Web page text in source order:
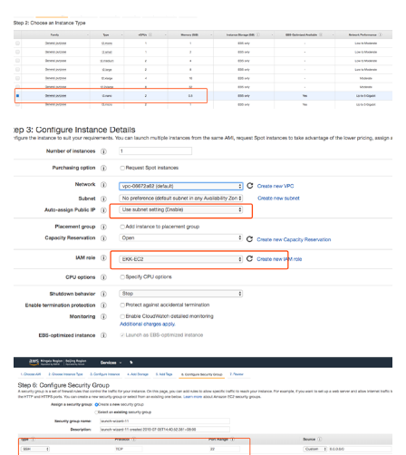
"Unit": "Count/Second"
"Sinks": [
"Namespace": "MyServiceMetrics",
"Region": "cn-north-1",